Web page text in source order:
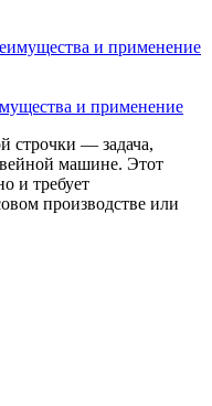
и применение
строчки — задача,
машине. Этот
и требует
производстве или